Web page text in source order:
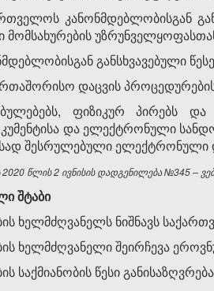
კანონმდებლობისგან
მომსახურების
განსხვავებული
დაცვის
ფიზიკურ პირებს
და ელექტრონული სანდო
შესრულებული
წლის 2 ივნისის დადგენილება №345 –
შტაბი
ხელმძღვანელს ნიშნავს
ხელმძღვანელი შეირჩევა
საქმიანობის წესი